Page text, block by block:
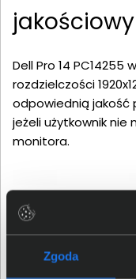
Zgoda
Dell Pro 14
rozdzielczości
odpowiednią jakość
jeżeli użytkownik
monitora.